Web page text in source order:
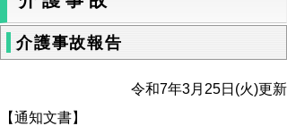
介護事故報告
令和7年3月25日(火)更新
【通知文書】